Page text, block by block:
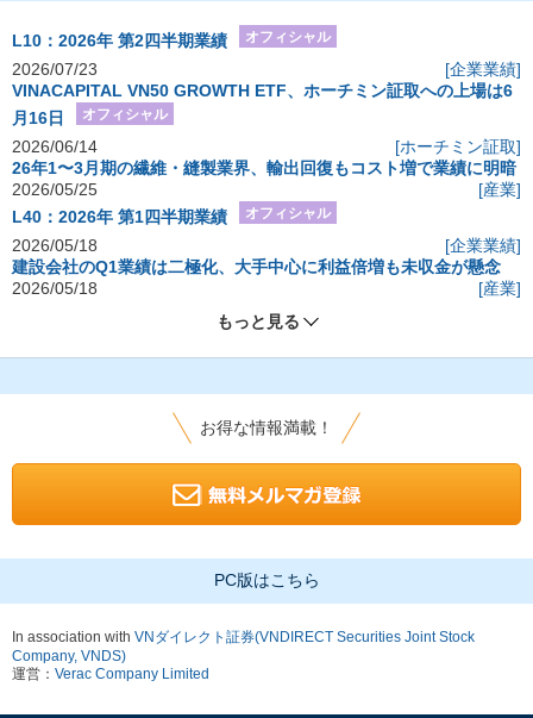
L10：2026年 第2四半期業績 オフィシャル
2026/07/23
[企業業績]
VINACAPITAL VN50 GROWTH ETF、ホーチミン証取への上場は6
月16日
オフィシャル
2026/06/14
[ホーチミン証取]
26年1〜3月期の繊維・縫製業界、輸出回復もコスト増で業績に明暗
2026/05/25
[産業]
L40：2026年 第1四半期業績
オフィシャル
2026/05/18
[企業業績]
建設会社のQ1業績は二極化、大手中心に利益倍増も未収金が懸念
2026/05/18
[産業]
もっと見る
お得な情報満載！
PC版はこちら
In association with VNダイレクト証券(VNDIRECT Securities Joint Stock
Company, VNDS)
運営： Verac Company Limited